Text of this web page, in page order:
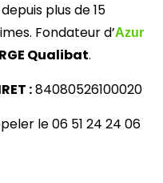
plus de 15
Fondateur d’Azur
RGE Qualibat.
:84080526100020
le 06 51 24 24 06